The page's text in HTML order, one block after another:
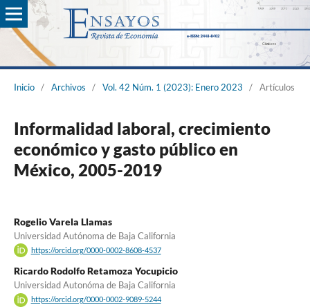
Inicio / Archivos / Vol. 42 Núm. 1 (2023): Enero 2023 / Artículos
Informalidad laboral, crecimiento
económico y gasto público en
México, 2005-2019
Rogelio Varela Llamas
Universidad Autónoma de Baja California
https://orcid.org/0000-0002-8608-4537
Ricardo Rodolfo Retamoza Yocupicio
Universidad Autonóma de Baja California
https://orcid.org/0000-0002-9089-5244